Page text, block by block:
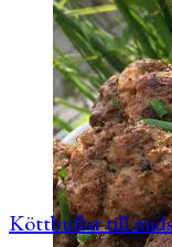
Köttbullar till